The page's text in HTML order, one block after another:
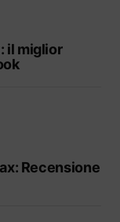
il miglior
Recensione